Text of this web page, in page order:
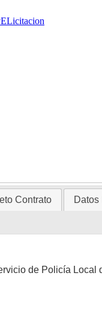
Contrato Datos
de Policía Local